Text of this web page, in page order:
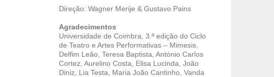
Direção: Wagner Merije & Gustavo Pains
Agradecimentos
Universidade de Coimbra, 3.ª edição do Ciclo
de Teatro e Artes Performativas – Mimesis,
Delfim Leão, Teresa Baptista, António Carlos
Cortez, Aurelino Costa, Elisa Lucinda, João
Diniz, Lia Testa, Maria João Cantinho, Vanda